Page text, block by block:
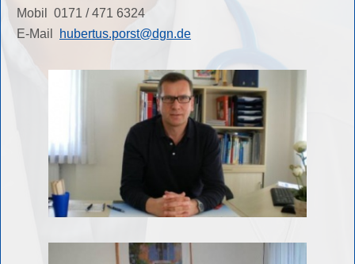
Mobil 0171 / 471 6324
E-Mail
hubertus.porst@dgn.de